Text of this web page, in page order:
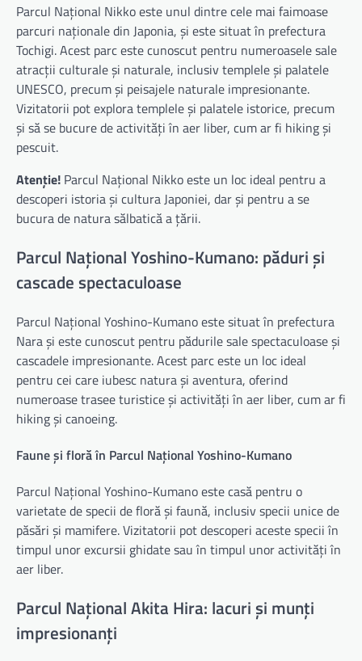
Parcul Național Nikko este unul dintre cele mai faimoase
parcuri naționale din Japonia, și este situat în prefectura
Tochigi. Acest parc este cunoscut pentru numeroasele sale
atracții culturale și naturale, inclusiv templele și palatele
UNESCO, precum și peisajele naturale impresionante.
Vizitatorii pot explora templele și palatele istorice, precum
și să se bucure de activități în aer liber, cum ar fi hiking și
pescuit.
Atenție! Parcul Național Nikko este un loc ideal pentru a
descoperi istoria și cultura Japoniei, dar și pentru a se
bucura de natura sălbatică a țării.
Parcul Național Yoshino-Kumano: păduri și
cascade spectaculoase
Parcul Național Yoshino-Kumano este situat în prefectura
Nara și este cunoscut pentru pădurile sale spectaculoase și
cascadele impresionante. Acest parc este un loc ideal
pentru cei care iubesc natura și aventura, oferind
numeroase trasee turistice și activități în aer liber, cum ar fi
hiking și canoeing.
Faune și floră în Parcul Național Yoshino-Kumano
Parcul Național Yoshino-Kumano este casă pentru o
varietate de specii de floră și faună, inclusiv specii unice de
păsări și mamifere. Vizitatorii pot descoperi aceste specii în
timpul unor excursii ghidate sau în timpul unor activități în
aer liber.
Parcul Național Akita Hira: lacuri și munți
impresionanți